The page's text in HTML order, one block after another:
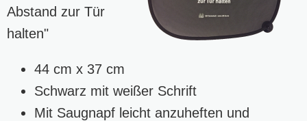
Abstand zur Tür
halten"
44 cm x 37 cm
Schwarz mit weißer Schrift
Mit Saugnapf leicht anzuheften und